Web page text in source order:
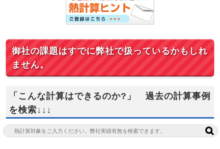
御社の課題はすでに弊社で扱っているかもしれ
ません。
「こんな計算はできるのか?」 過去の計算事例
を検索↓↓↓